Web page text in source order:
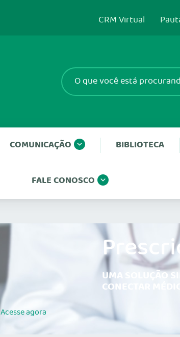
CRM Virtual
COMUNICAÇÃO BIBLIOTECA
FALE CONOSCO
Acesseagora
UMA SOLUÇÃO
CONECTAR